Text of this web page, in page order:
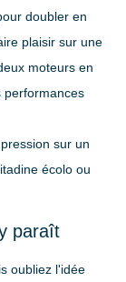
doubler en
plaisir sur une
moteurs en
performances
sur un
écolo ou
paraît
oubliez l'idée